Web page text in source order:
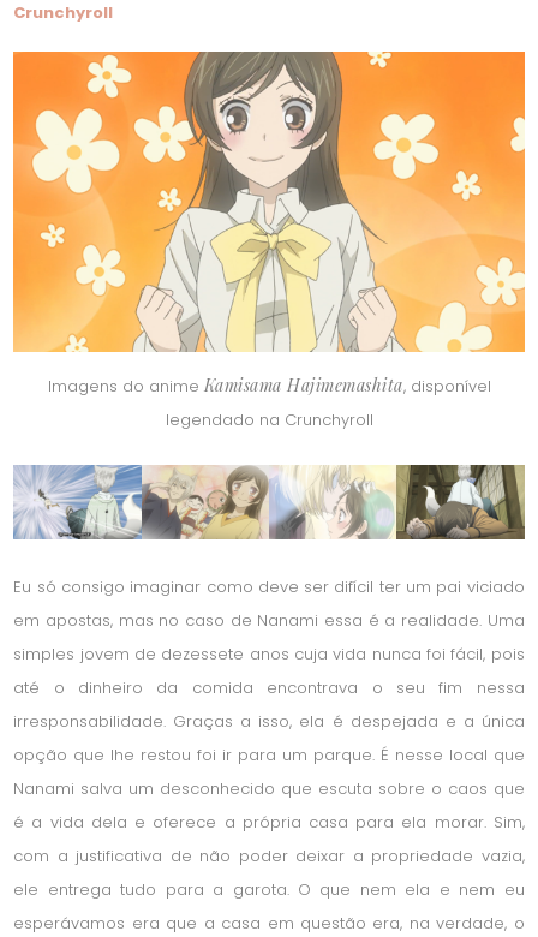
Crunchyroll
Imagens do anime Kamisama Hajimemashita, disponível
legendado na Crunchyroll
Eu só consigo imaginar como deve ser difícil ter um pai viciado
em apostas, mas no caso de Nanami essa é a realidade. Uma
simples jovem de dezessete anos cuja vida nunca foi fácil, pois
até o dinheiro da comida encontrava o seu fim nessa
irresponsabilidade. Graças a isso, ela é despejada e a única
opção que lhe restou foi ir para um parque. É nesse local que
Nanami salva um desconhecido que escuta sobre o caos que
é a vida dela e oferece a própria casa para ela morar. Sim,
com a justificativa de não poder deixar a propriedade vazia,
ele entrega tudo para a garota. O que nem ela e nem eu
esperávamos era que a casa em questão era, na verdade, o